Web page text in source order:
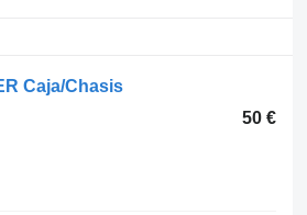
Caja/Chasis
50 €